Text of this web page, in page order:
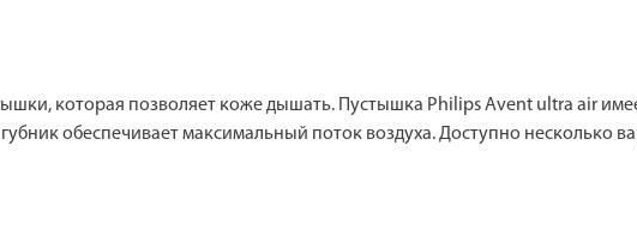
которая позволяет коже дышать. Пустышка Philips Avent ultra air
обеспечивает максимальный поток воздуха. Доступно несколько